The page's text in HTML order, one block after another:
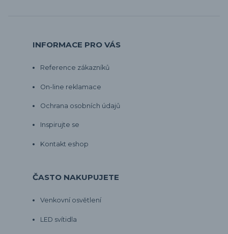
INFORMACE PRO VÁS
Reference zákazníků
On-line reklamace
Ochrana osobních údajů
Inspirujte se
Kontakt eshop
ČASTO NAKUPUJETE
Venkovní osvětlení
LED svítidla